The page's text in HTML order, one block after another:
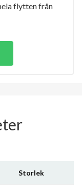
flytten från
Storlek